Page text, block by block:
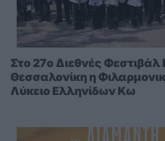
Στο 27ο Διεθνές
Θεσσαλονίκη η
Λύκειο Ελληνίδων Κω